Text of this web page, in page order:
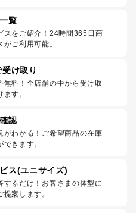
覧
スをご紹介！24時間365日商
ご利用可能。
け取り
無料！全店舗の中から受け取
す。
認
がわかる！ご希望商品の在庫
きます。
ス(ユニサイズ)
するだけ！お客さまの体型に
案します。